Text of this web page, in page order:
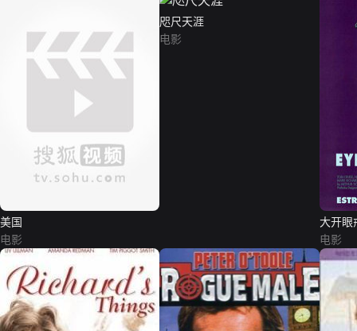
美国
电影
咫尺天涯
电影
大开眼
电影